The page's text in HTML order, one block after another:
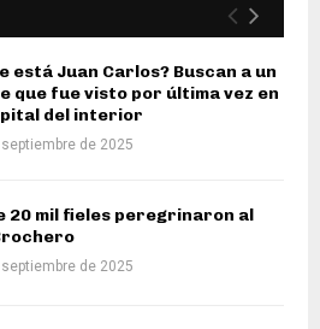
está Juan Carlos? Buscan a un
que fue visto por última vez en
del interior
de 2025
20 mil fieles peregrinaron al
de 2025